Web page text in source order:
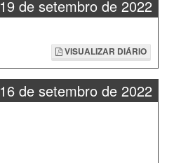
19 de setembro de 2022
VISUALIZAR DIÁRIO
16 de setembro de 2022